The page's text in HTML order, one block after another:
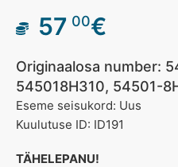
57 00€
Originaalosa number:
545018H310, 54501-
Eseme seisukord: Uus
Kuulutuse ID: ID191
TÄHELEPANU!